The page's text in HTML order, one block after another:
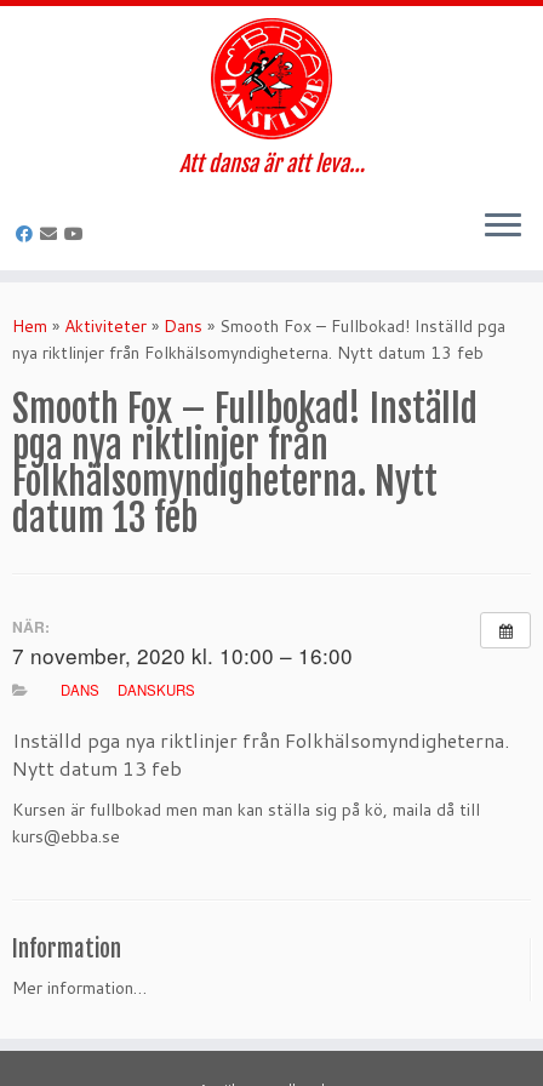
till
innehåll
Att dansa är att leva…
Hem » Aktiviteter » Dans » Smooth Fox – Fullbokad! Inställd pga
nya riktlinjer från Folkhälsomyndigheterna. Nytt datum 13 feb
Smooth Fox – Fullbokad! Inställd
pga nya riktlinjer från
Folkhälsomyndigheterna. Nytt
datum 13 feb
NÄR:
7 november, 2020 kl. 10:00 – 16:00
DANS DANSKURS
Inställd pga nya riktlinjer från Folkhälsomyndigheterna.
Nytt datum 13 feb
Kursen är fullbokad men man kan ställa sig på kö, maila då till
kurs@ebba.se
Information
Mer information…